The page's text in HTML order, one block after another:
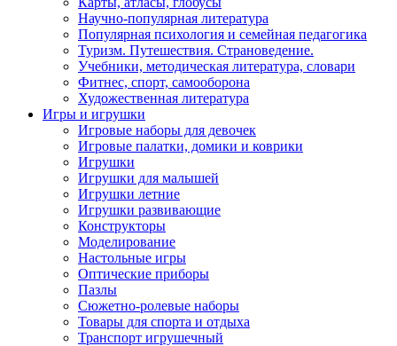
Научно-популярная литература
Популярная психология и семейная педагогика
Туризм. Путешествия. Страноведение.
Учебники, методическая литература, словари
Фитнес, спорт, самооборона
Художественная литература
Игры и игрушки
Игровые наборы для девочек
Игровые палатки, домики и коврики
Игрушки
Игрушки для малышей
Игрушки летние
Игрушки развивающие
Конструкторы
Моделирование
Настольные игры
Оптические приборы
Пазлы
Сюжетно-ролевые наборы
Товары для спорта и отдыха
Транспорт игрушечный